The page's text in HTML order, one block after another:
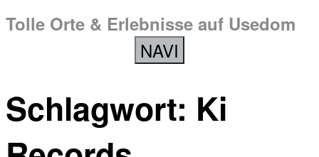
Tolle Orte & Erlebnisse auf Usedom
NAVI
Schlagwort: Ki